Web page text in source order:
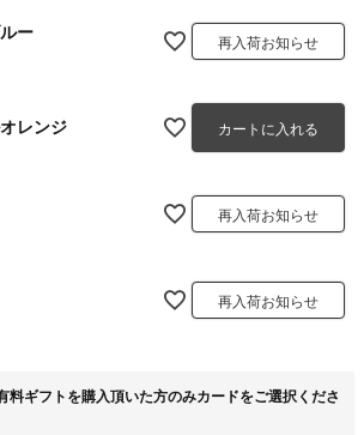
ー
再入荷お知らせ
レンジ カートに入れる
再入荷お知らせ
再入荷お知らせ
料ギフトを購入頂いた方のみカードをご選択くださ